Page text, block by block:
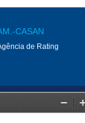
CASAN
de Rating